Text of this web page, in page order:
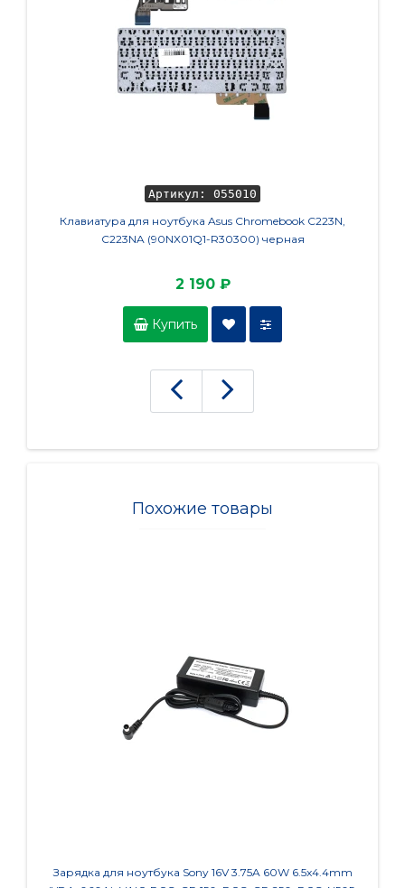
Артикул: 055010
Клавиатура для ноутбука Asus Chromebook C223N,
C223NA (90NX01Q1-R30300) черная
2 190 ₽
Купить
Похожие товары
Зарядка для ноутбука Sony 16V 3.75A 60W 6.5x4.4mm